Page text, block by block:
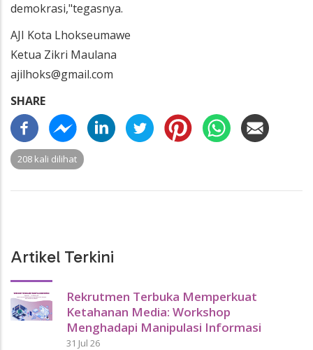
demokrasi,"tegasnya.
AJI Kota Lhokseumawe
Ketua Zikri Maulana
ajilhoks@gmail.com
SHARE
208 kali dilihat
Artikel Terkini
Rekrutmen Terbuka Memperkuat
Ketahanan Media: Workshop
Menghadapi Manipulasi Informasi
31 Jul 26